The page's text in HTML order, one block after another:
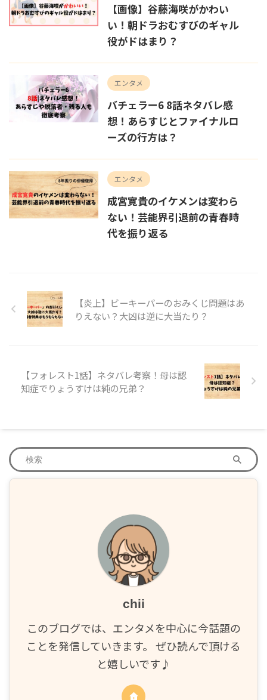
【画像】谷藤海咲がかわい
い！朝ドラおむすびのギャル
役がドはまり？
エンタメ
バチェラー6 8話ネタバレ感
想！あらすじとファイナルロ
ーズの行方は？
エンタメ
成宮寛貴のイケメンは変わら
ない！芸能界引退前の青春時
代を振り返る
【炎上】ビーキーパーのおみくじ問題はあ
りえない？大凶は逆に大当たり？
【フォレスト1話】ネタバレ考察！母は認
知症でりょうすけは純の兄弟？
chii
このブログでは、エンタメを中心に今話題の
ことを発信していきます。 ぜひ読んで頂ける
と嬉しいです♪